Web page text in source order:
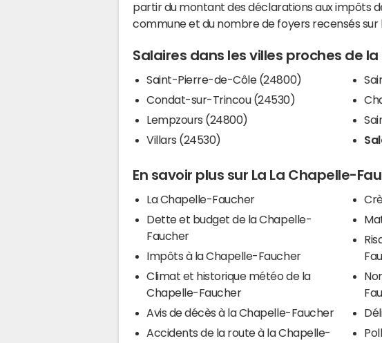
partir du montant des déclarations aux impôts
commune et du nombre de foyers recensés sur
Salaires dans les villes proches de
Saint-Pierre-de-Côle (24800)
Condat-sur-Trincou (24530)
Lempzours (24800)
Villars (24530)
En savoir plus sur La La Chapelle-
La Chapelle-Faucher
Dette et budget de la Chapelle-
Faucher
Impôts à la Chapelle-Faucher
Climat et historique météo de la
Chapelle-Faucher
Avis de décès à la Chapelle-Faucher
Accidents de la route à la Chapelle-